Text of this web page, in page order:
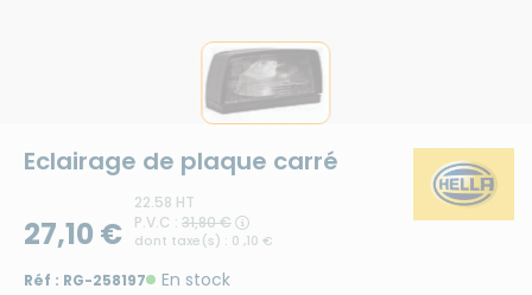
Eclairage de plaque carré
27,10 €
22.58 HT
P.V.C : 31,80 €
dont taxe(s) : 0 ,10 €
Réf : RG-258197 En stock